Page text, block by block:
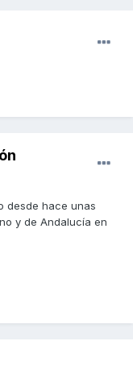
desde hace unas
y de Andalucía en